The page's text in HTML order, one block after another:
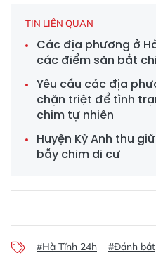
TIN LIÊN QUAN
Các địa phương ở
các điểm săn bắt
Yêu cầu các địa
chặn triệt để tình
chim tự nhiên
Huyện Kỳ Anh thu
bẫy chim di cư
#Hà Tĩnh 24h #Đánh bắt